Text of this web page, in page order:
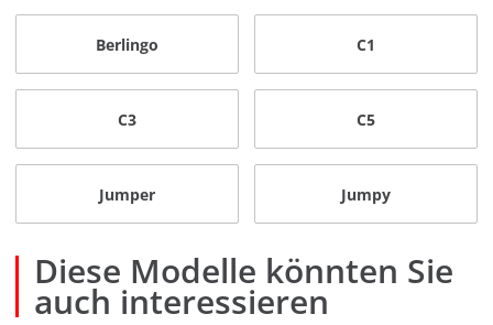
Berlingo C1
C3 C5
Jumper Jumpy
Diese Modelle könnten Sie
auch interessieren